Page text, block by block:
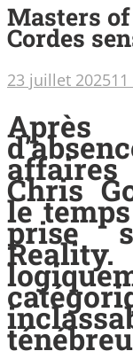
Masters
Cordes
23 juillet 2025
Chris
le
prise